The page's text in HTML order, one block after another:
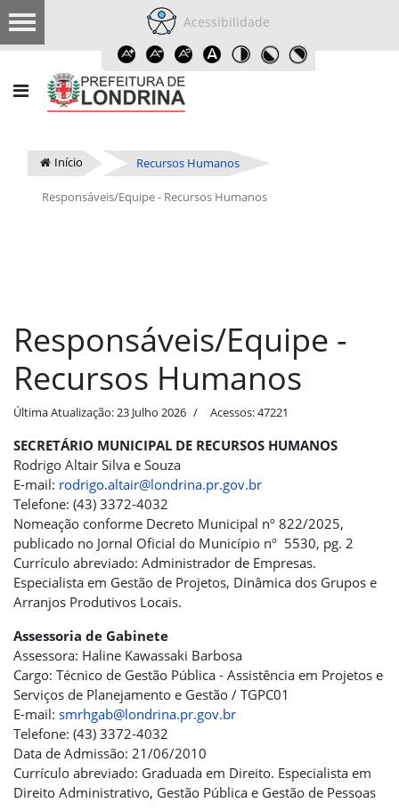
Acessibilidade
Início Recursos Humanos
Responsáveis/Equipe - Recursos Humanos
Responsáveis/Equipe -
Recursos Humanos
Última Atualização: 23 Julho 2026 Acessos: 47221
SECRETÁRIO MUNICIPAL DE RECURSOS HUMANOS
Rodrigo Altair Silva e Souza
E-mail: rodrigo.altair@londrina.pr.gov.br
Telefone: (43) 3372-4032
Nomeação conforme Decreto Municipal nº 822/2025,
publicado no Jornal Oficial do Município nº 5530, pg. 2
Currículo abreviado: Administrador de Empresas.
Especialista em Gestão de Projetos, Dinâmica dos Grupos e
Arranjos Produtivos Locais.
Assessoria de Gabinete
Assessora: Haline Kawassaki Barbosa
Cargo: Técnico de Gestão Pública - Assistência em Projetos e
Serviços de Planejamento e Gestão / TGPC01
E-mail: smrhgab@londrina.pr.gov.br
Telefone: (43) 3372-4032
Data de Admissão: 21/06/2010
Currículo abreviado: Graduada em Direito. Especialista em
Direito Administrativo, Gestão Pública e Gestão de Pessoas